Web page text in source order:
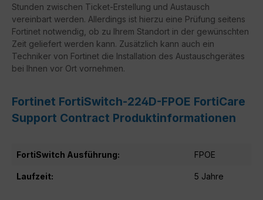
Stunden zwischen Ticket-Erstellung und Austausch
vereinbart werden. Allerdings ist hierzu eine Prüfung seitens
Fortinet notwendig, ob zu Ihrem Standort in der gewünschten
Zeit geliefert werden kann. Zusätzlich kann auch ein
Techniker von Fortinet die Installation des Austauschgerätes
bei Ihnen vor Ort vornehmen.
Fortinet FortiSwitch-224D-FPOE FortiCare
Support Contract Produktinformationen
FortiSwitch Ausführung: FPOE
Laufzeit: 5 Jahre